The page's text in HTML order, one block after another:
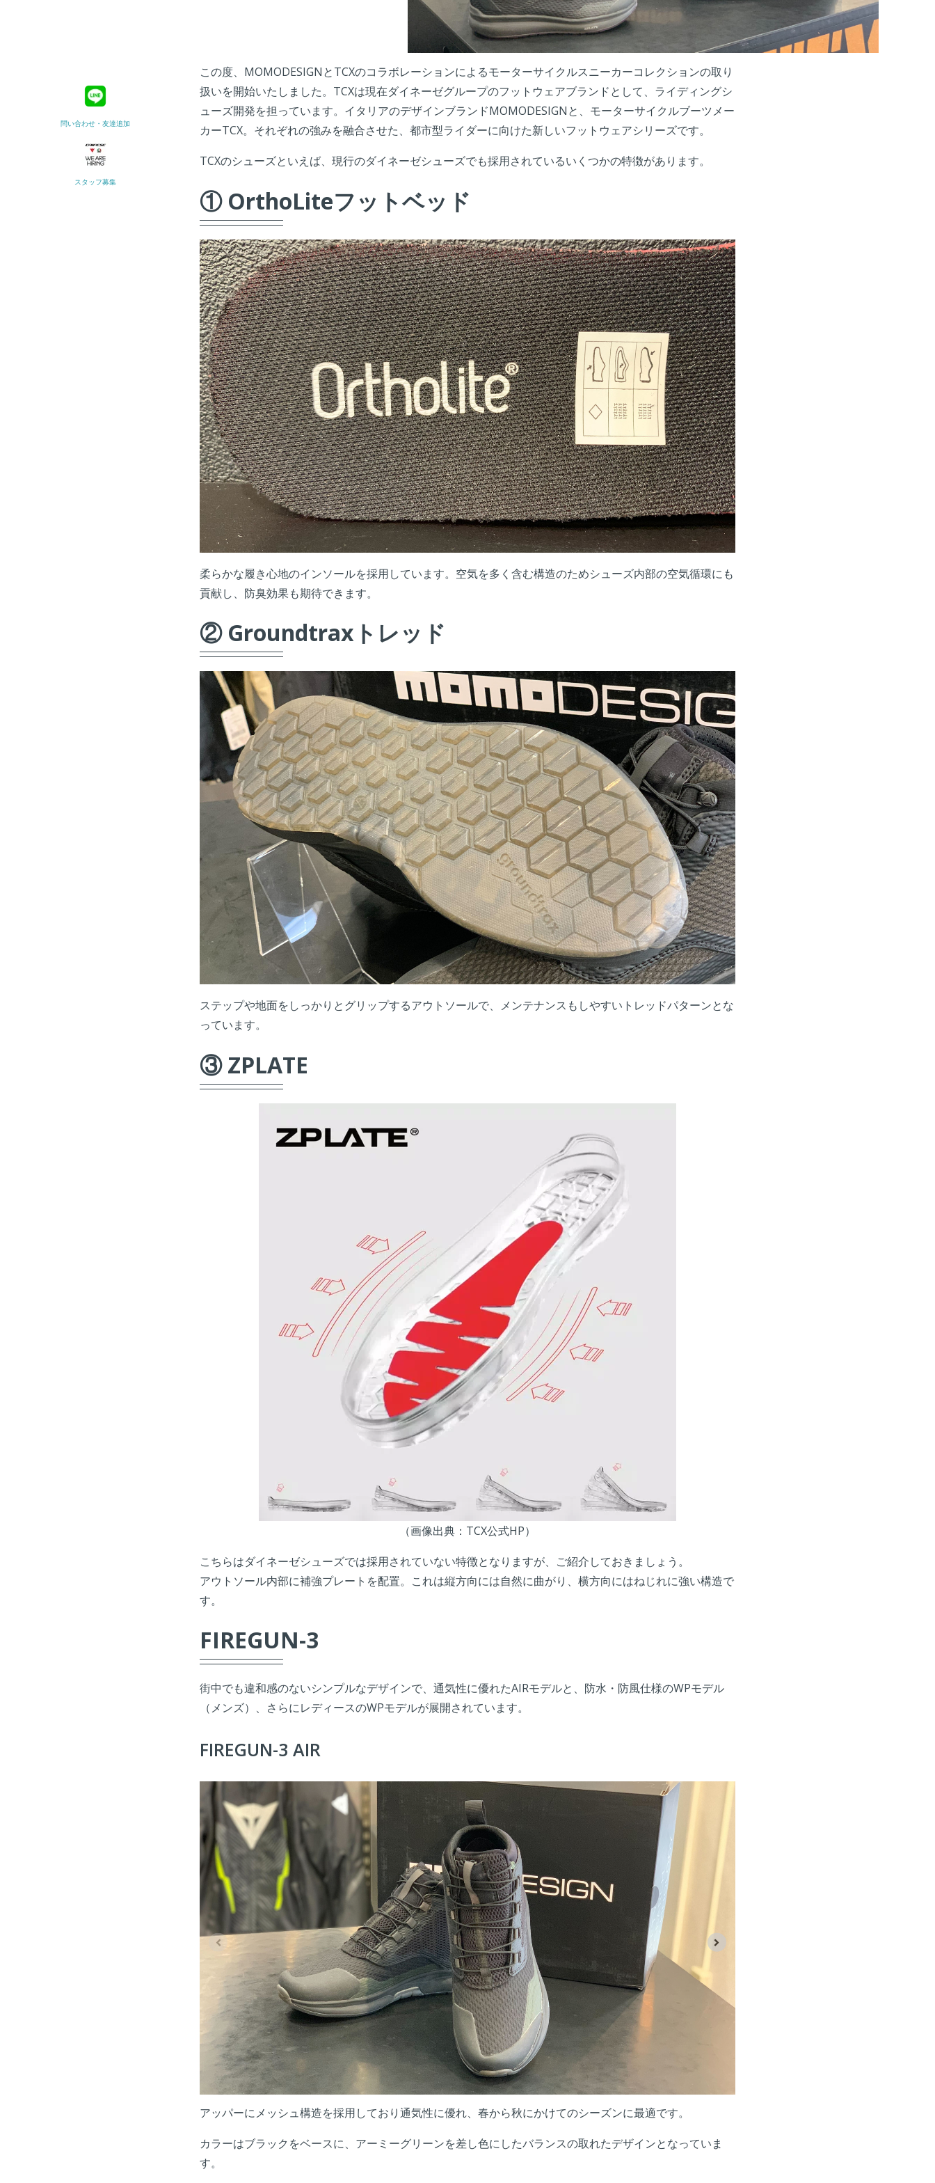
問い合わせ・友達追加
スタッフ募集
この度、MOMODESIGNとTCXのコラボレーションによるモーターサイクルスニーカーコレクションの取り
扱いを開始いたしました。TCXは現在ダイネーゼグループのフットウェアブランドとして、ライディングシ
ューズ開発を担っています。イタリアのデザインブランドMOMODESIGNと、モーターサイクルブーツメー
カーTCX。それぞれの強みを融合させた、都市型ライダーに向けた新しいフットウェアシリーズです。
TCXのシューズといえば、現行のダイネーゼシューズでも採用されているいくつかの特徴があります。
① OrthoLiteフットベッド
柔らかな履き心地のインソールを採用しています。空気を多く含む構造のためシューズ内部の空気循環にも
貢献し、防臭効果も期待できます。
② Groundtraxトレッド
ステップや地面をしっかりとグリップするアウトソールで、メンテナンスもしやすいトレッドパターンとな
っています。
③ ZPLATE
（画像出典：TCX公式HP）
こちらはダイネーゼシューズでは採用されていない特徴となりますが、ご紹介しておきましょう。
アウトソール内部に補強プレートを配置。これは縦方向には自然に曲がり、横方向にはねじれに強い構造で
す。
FIREGUN-3
街中でも違和感のないシンプルなデザインで、通気性に優れたAIRモデルと、防水・防風仕様のWPモデル
（メンズ）、さらにレディースのWPモデルが展開されています。
FIREGUN-3 AIR
アッパーにメッシュ構造を採用しており通気性に優れ、春から秋にかけてのシーズンに最適です。
カラーはブラックをベースに、アーミーグリーンを差し色にしたバランスの取れたデザインとなっていま
す。